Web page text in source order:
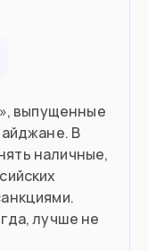
выпущенные
В
наличные,
лучше не